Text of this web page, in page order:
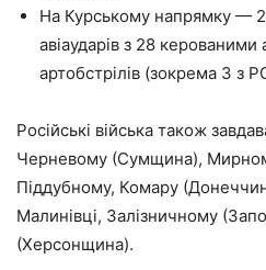
На Курському напрямку —
авіаударів з 28
артобстрілів (зокрема 3 з
Російські війська також
Черневому (Сумщина),
Піддубному, Комару
Малинівці, Залізничному
(Херсонщина).